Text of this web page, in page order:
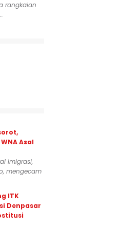
rangkaian
Asal
Imigrasi,
mengecam
ITK
Denpasar